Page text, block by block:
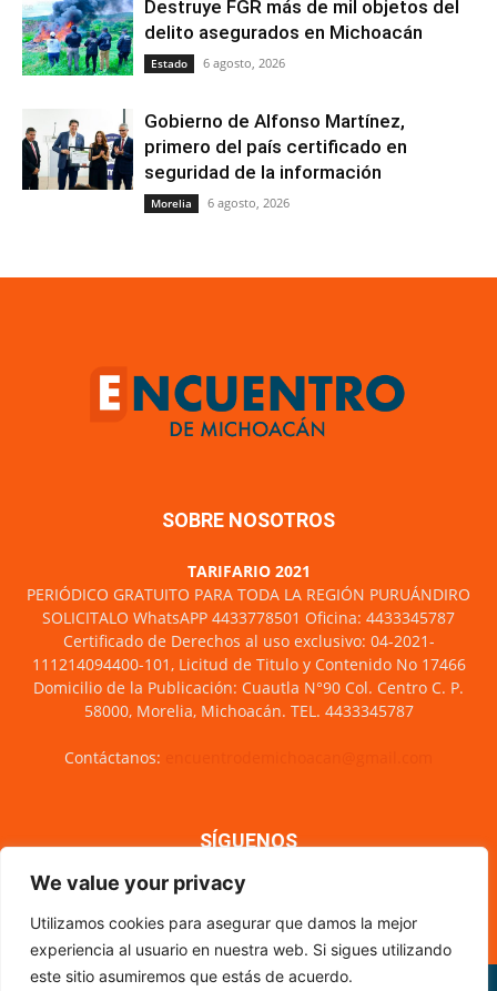
We value your privacy
Utilizamos cookies para asegurar que damos la mejor
experiencia al usuario en nuestra web. Si sigues utilizando
este sitio asumiremos que estás de acuerdo.
Destruye FGR más de mil objetos del
delito asegurados en Michoacán
Estado 6 agosto, 2026
Gobierno de Alfonso Martínez,
primero del país certificado en
seguridad de la información
Morelia 6 agosto, 2026
SOBRE NOSOTROS
TARIFARIO 2021
PERIÓDICO GRATUITO PARA TODA LA REGIÓN PURUÁNDIRO
SOLICITALO WhatsAPP 4433778501 Oficina: 4433345787
Certificado de Derechos al uso exclusivo: 04-2021-
111214094400-101, Licitud de Titulo y Contenido No 17466
Domicilio de la Publicación: Cuautla N°90 Col. Centro C. P.
58000, Morelia, Michoacán. TEL. 4433345787
Contáctanos:
SÍGUENOS